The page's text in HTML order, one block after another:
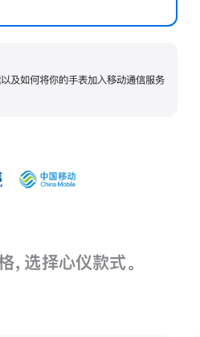
及如何将你的手表加入移动通信服务
，选择心仪款式。